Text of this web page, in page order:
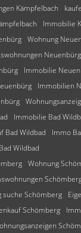
Kämpfelbach
Immobilie
Wohnung
Neuenbürg
Immobilie
Immobilien
Immobilie Bad
Bad Wildbad Immo
Wildbad
Wohnung
suche Schömberg
Schömberg